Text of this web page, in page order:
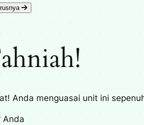
Anda menguasai unit ini
Anda